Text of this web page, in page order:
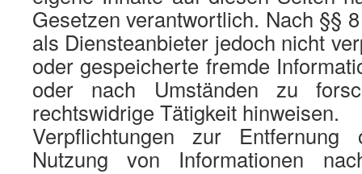
Gesetzen verantwortlich. Nach §§
als Diensteanbieter jedoch nicht
oder gespeicherte fremde
oder nach Umständen zu
rechtswidrige Tätigkeit hinweisen.
Verpflichtungen zur
Nutzung von Informationen